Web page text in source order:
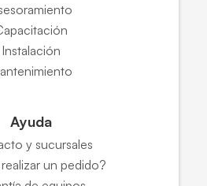
Instalación
Ayuda
y sucursales
un pedido?